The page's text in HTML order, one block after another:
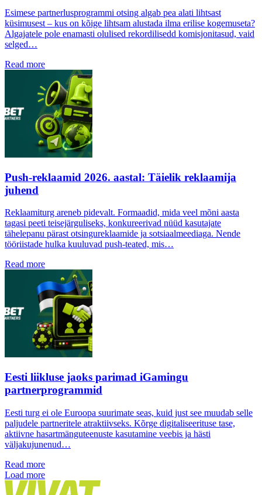
Esimese partnerlusprogrammi otsing algab pea alati lihtsast
küsimusest – kus on kõige lihtsam alustada ilma erilise kogemuseta?
Algajatele pole enamasti olulised rekordilisedd komisjonitasud, vaid
selged…
Read more
Push-reklaamid 2026. aastal: Täielik reklaamija
juhend
Reklaamiturg areneb pidevalt. Formaadid, mida veel mõni aasta
tagasi peeti teisejärguliseks, konkureerivad nüüd kasutajate
tähelepanu pärast otsingureklaamide ja sotsiaalmeediaga. Nende
tööriistade hulka kuuluvad push-teated, mis…
Read more
Eesti liikluse jaoks parimad iGamingu
partnerprogrammid
Eesti turg ei ole Euroopa suurimate seas, kuid just see muudab selle
paljudele partneritele atraktiivseks. Kõrge digitaliseerituse tase,
aktiivne hasartmänguteenuste kasutamine veebis ja hästi
väljakujunenud…
Read more
Load more